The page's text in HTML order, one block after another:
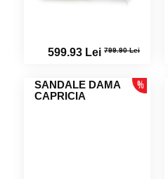
599.93 Lei 799.90 Lei
SANDALE DAMA
CAPRICIA